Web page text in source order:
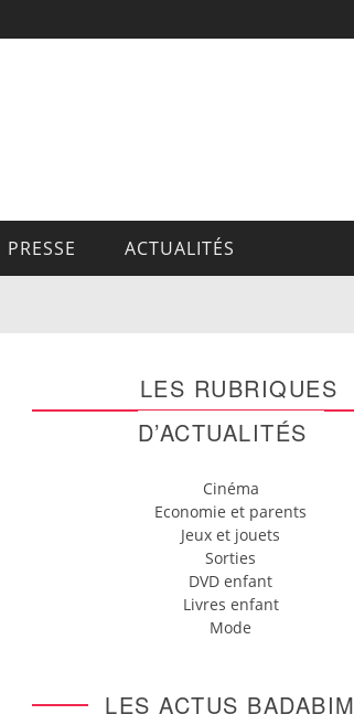
PRESSE ACTUALITÉS
LES RUBRIQUES
D’ACTUALITÉS
Cinéma
Economie et parents
Jeux et jouets
Sorties
DVD enfant
Livres enfant
Mode
LES ACTUS BADABIM